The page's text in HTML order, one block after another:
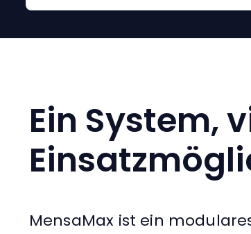
Ein System,
MensaMax ist ein